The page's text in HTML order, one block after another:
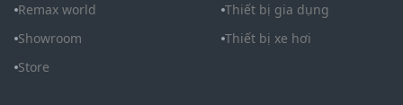
Remax world
Showroom
Store
Thiết bị gia dụng
Thiết bị xe hơi